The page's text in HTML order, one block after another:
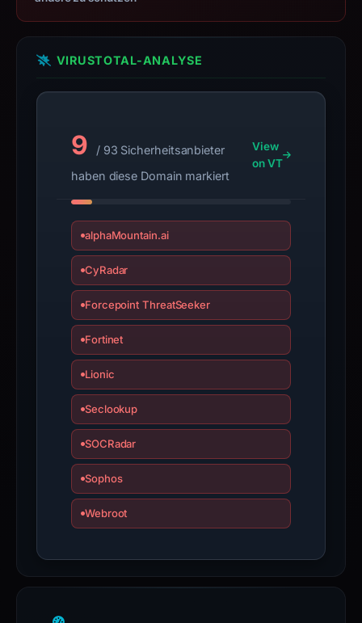
appeal
report
is
VIRUSTOTAL-ANALYSE
9
/ 93 Sicherheitsanbieter
haben diese Domain markiert
View
on VT
alphaMountain.ai
CyRadar
Forcepoint ThreatSeeker
Fortinet
Lionic
Seclookup
SOCRadar
Sophos
Webroot